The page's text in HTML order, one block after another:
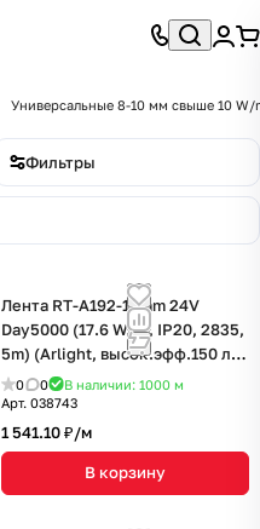
Универсальные 8-10 мм свыше 10 W/
Фильтры
Лента RT-A192-10mm 24V
Day5000 (17.6 W/m, IP20, 2835,
5m) (Arlight, высок.эфф.150 лм/
Вт)
0 0 В наличии: 1000 м
Арт. 038743
1 541.10 ₽/м
В корзину